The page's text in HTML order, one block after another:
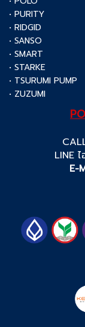
• PURITY
• RIDGID
• SANSO
• SMART
• STARKE
• TSURUMI PUMP
• ZUZUMI
LINE
E-